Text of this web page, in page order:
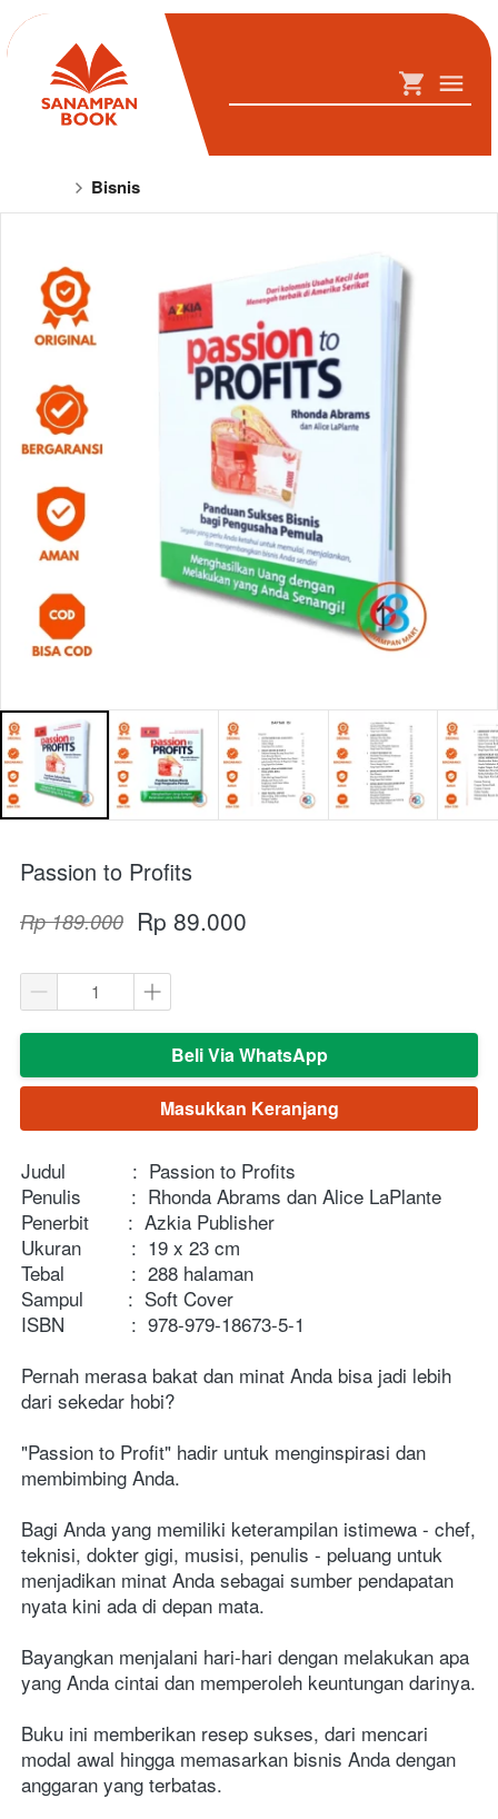
Bisnis
Passion to Profits
Rp 189.000 Rp 89.000
`Beli Via WhatsApp
`Masukkan Keranjang
Judul            :  Passion to Profits
Penulis         :  Rhonda Abrams dan Alice LaPlante
Penerbit       :  Azkia Publisher
Ukuran         :  19 x 23 cm
Tebal            :  288 halaman
Sampul        :  Soft Cover
ISBN            :  978-979-18673-5-1
Pernah merasa bakat dan minat Anda bisa jadi lebih
dari sekedar hobi?
"Passion to Profit" hadir untuk menginspirasi dan
membimbing Anda.
Bagi Anda yang memiliki keterampilan istimewa - chef,
teknisi, dokter gigi, musisi, penulis - peluang untuk
menjadikan minat Anda sebagai sumber pendapatan
nyata kini ada di depan mata.
Bayangkan menjalani hari-hari dengan melakukan apa
Buku ini memberikan resep sukses, dari mencari
modal awal hingga memasarkan bisnis Anda dengan
anggaran yang terbatas.